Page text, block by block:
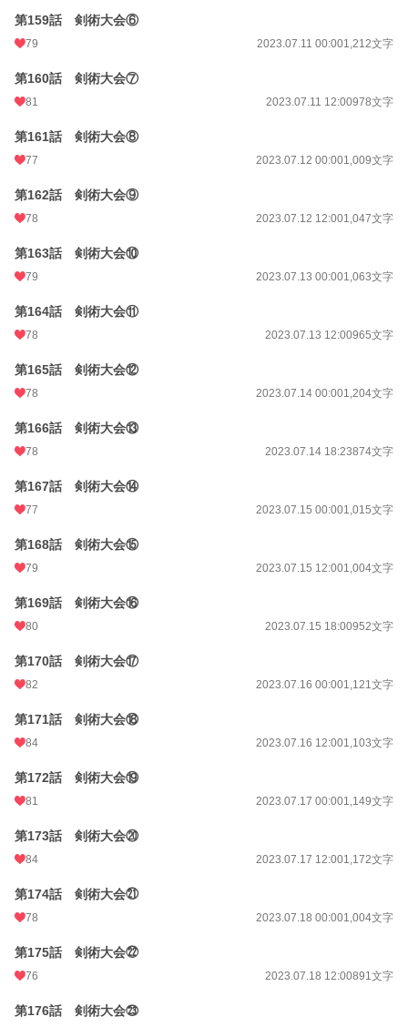
第159話 剣術大会⑥
79 2023.07.11 00:001,212文字
第160話 剣術大会⑦
81 2023.07.11 12:00978文字
第161話 剣術大会⑧
77 2023.07.12 00:001,009文字
第162話 剣術大会⑨
78 2023.07.12 12:001,047文字
第163話 剣術大会⑩
79 2023.07.13 00:001,063文字
第164話 剣術大会⑪
78 2023.07.13 12:00965文字
第165話 剣術大会⑫
78 2023.07.14 00:001,204文字
第166話 剣術大会⑬
78 2023.07.14 18:23874文字
第167話 剣術大会⑭
77 2023.07.15 00:001,015文字
第168話 剣術大会⑮
79 2023.07.15 12:001,004文字
第169話 剣術大会⑯
80 2023.07.15 18:00952文字
第170話 剣術大会⑰
82 2023.07.16 00:001,121文字
第171話 剣術大会⑱
84 2023.07.16 12:001,103文字
第172話 剣術大会⑲
81 2023.07.17 00:001,149文字
第173話 剣術大会⑳
84 2023.07.17 12:001,172文字
第174話 剣術大会㉑
78 2023.07.18 00:001,004文字
第175話 剣術大会㉒
76 2023.07.18 12:00891文字
第176話 剣術大会㉓